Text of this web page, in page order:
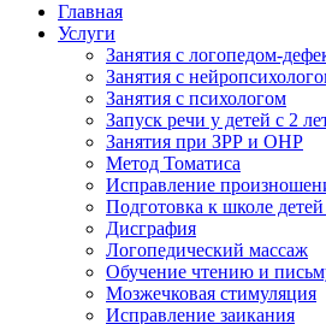
Главная
Услуги
Занятия с логопедом-
Занятия с
Занятия с психологом
Запуск речи у детей с 2
Занятия при ЗРР и ОНР
Метод Томатиса
Исправление
Подготовка к школе
Дисграфия
Логопедический массаж
Обучение чтению и
Мозжечковая стимуляция
Исправление заикания